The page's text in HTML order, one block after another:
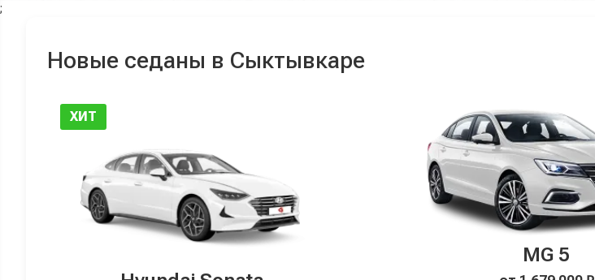
;
Новые седаны в Сыктывкаре
ХИТ
MG 5